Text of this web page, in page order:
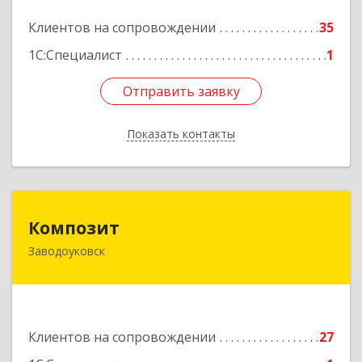
Клиентов на сопровождении
35
1С:Специалист
1
Отправить заявку
Показать контакты
Подробнее
Отправить заявку
Назад
Композит
Заводоуковск
Клиентов на сопровождении
27
627140, Тюменская обл, Заводоуковский р-н,